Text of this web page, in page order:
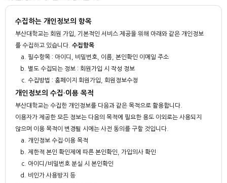
- 기타 법률에 의해 요규되는 경우
수집하는 개인정보의 항목
부산대학교는 회원 가입, 기본적인 서비스 제공을 위해 아래와 같은 개인정보
를 수집하고 있습니다. 수집항목
필수항목 : 아이디, 비밀번호, 이름, 본인확인 이메일 주소
별도 수집되는 정보 : 회원가입 시 작성 정보
수집방법 : 홈페이지 회원가입, 회원정보수정
개인정보의 수집·이용 목적
부산대학교는 수집한 개인정보를 다음과 같은 목적으로 활용합니다.
이용자가 제공한 모든 정보는 다음의 목적에 필요한 용도 이외로는 사용되지
않으며 이용 목적이 변경될 시에는 사전 동의를 구할 것입니다.
개인정보 수집·이용 목적
제한적 본인 확인제에 따른 본인확인, 가입의사 확인
아이디/비밀번호 분실 시 본인확인
비인가 사용방지 등